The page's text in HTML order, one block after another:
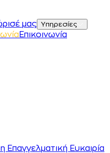
μας
Υπηρεσίες
ωνία Επικοινωνία
Ευκαιρία